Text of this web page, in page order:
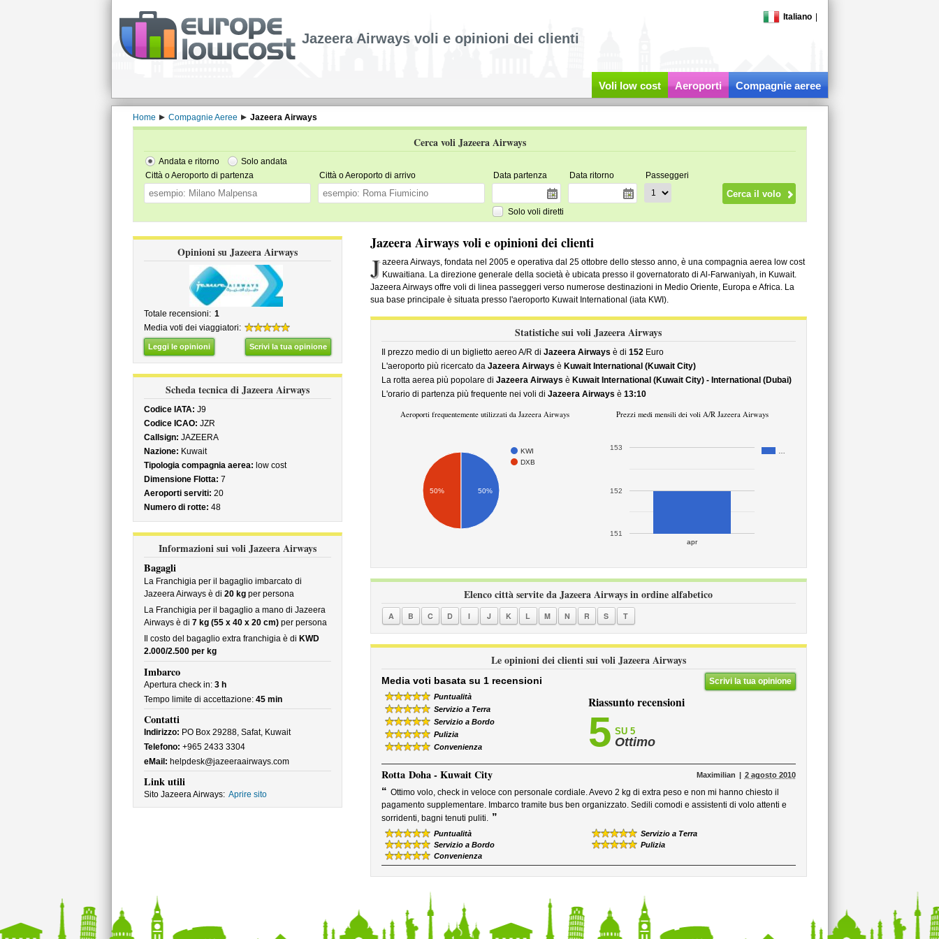
Italiano
Jazeera Airways voli e opinioni dei clienti
Voli low cost Aeroporti Compagnie aeree
Home Compagnie Aeree Jazeera Airways
Cerca voli Jazeera Airways
Andata e ritorno
Solo andata
Città o Aeroporto di partenza
Città o Aeroporto di arrivo Data partenza Data ritorno Passeggeri
Solo voli diretti
Opinioni su Jazeera Airways
Totale recensioni: 1
Media voti dei viaggiatori:
Leggi le opinioni Scrivi la tua opinione
Scheda tecnica di Jazeera Airways
Codice IATA: J9
Codice ICAO: JZR
Callsign: JAZEERA
Nazione: Kuwait
Tipologia compagnia aerea: low cost
Dimensione Flotta: 7
Aeroporti serviti: 20
Numero di rotte: 48
Informazioni sui voli Jazeera Airways
Bagagli
La Franchigia per il bagaglio imbarcato di
Jazeera Airways è di 20 kgper persona
La Franchigia per il bagaglio a mano di Jazeera
Airways è di 7 kg (55 x 40 x 20 cm)per persona
Il costo del bagaglio extra franchigia è di KWD
2.000/2.500 per kg
Imbarco
Apertura check in: 3 h
Tempo limite di accettazione: 45 min
Contatti
Indirizzo: PO Box 29288, Safat, Kuwait
Telefono: +965 2433 3304
eMail: helpdesk@jazeeraairways.com
Link utili
Sito Jazeera Airways: Aprire sito
Jazeera Airways voli e opinioni dei clienti
J azeera Airways, fondata nel 2005 e operativa dal 25 ottobre dello stesso anno, è una compagnia aerea low cost
Kuwaitiana. La direzione generale della società è ubicata presso il governatorato di Al-Farwaniyah, in Kuwait.
Jazeera Airways offre voli di linea passeggeri verso numerose destinazioni in Medio Oriente, Europa e Africa. La
sua base principale è situata presso l'aeroporto Kuwait International (iata KWI).
Statistiche sui voli Jazeera Airways
Il prezzo medio di un biglietto aereo A/R di Jazeera Airways è di 152Euro
L'aeroporto più ricercato da Jazeera Airways è Kuwait International (Kuwait City)
La rotta aerea più popolare di Jazeera Airways è Kuwait International (Kuwait City) - International (Dubai)
L'orario di partenza più frequente nei voli di Jazeera Airways è 13:10
Aeroporti frequentemente utilizzati da Jazeera Airways
KWI
DXB
50% 50%
Prezzi medi mensili dei voli A/R Jazeera Airways
apr
151
152
153
Elenco città servite da Jazeera Airways in ordine alfabetico
A B C D I J K L M N R S T
Le opinioni dei clienti sui voli Jazeera Airways
Scrivi la tua opinione
Media voti basata su 1 recensioni
Puntualità
Servizio a Terra
Servizio a Bordo
Pulizia
Convenienza
Riassunto recensioni
5 SU 5
Ottimo
Rotta Doha - Kuwait City Maximilian 2 agosto 2010
“ Ottimo volo, check in veloce con personale cordiale. Avevo 2 kg di extra peso e non mi hanno chiesto il
pagamento supplementare. Imbarco tramite bus ben organizzato. Sedili comodi e assistenti di volo attenti e
sorridenti, bagni tenuti puliti. ”
Puntualità
Servizio a Terra
Servizio a Bordo
Pulizia
Convenienza